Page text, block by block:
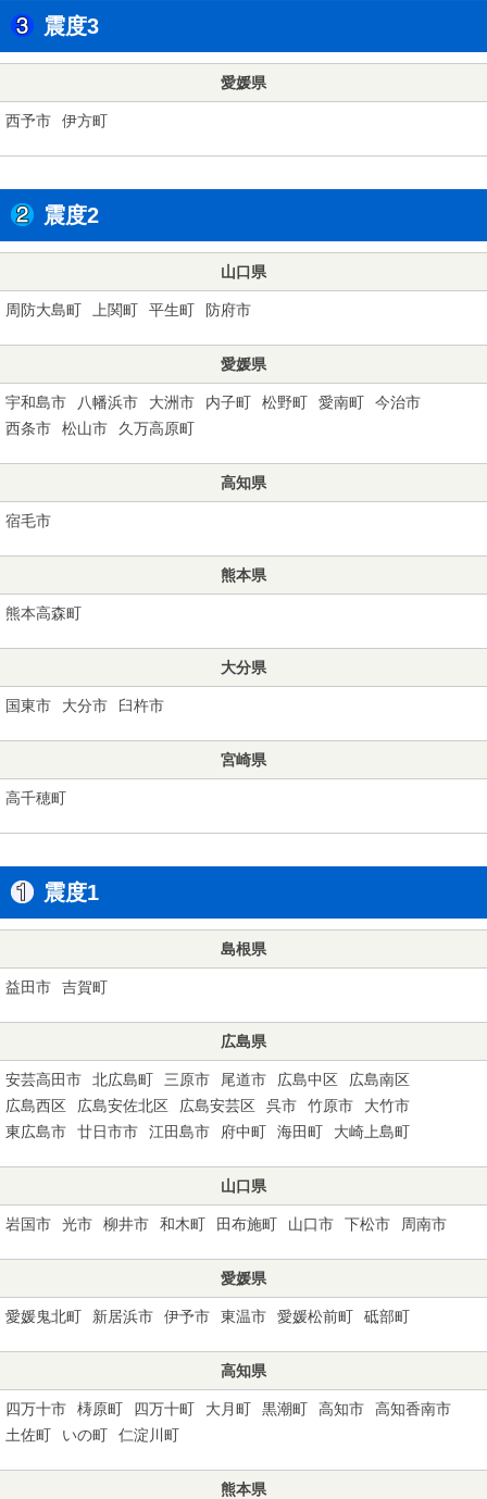
震度3
愛媛県
西予市 伊方町
震度2
山口県
周防大島町 上関町 平生町 防府市
愛媛県
宇和島市 八幡浜市 大洲市 内子町 松野町 愛南町
今治市
西条市
松山市 久万高原町
高知県
宿毛市
熊本県
熊本高森町
大分県
国東市 大分市 臼杵市
宮崎県
高千穂町
震度1
島根県
益田市 吉賀町
広島県
安芸高田市 北広島町 三原市 尾道市 広島中区
広島南区
広島西区
広島安佐北区 広島安芸区 呉市 竹原市
大竹市
東広島市
廿日市市 江田島市 府中町 海田町 大崎上島町
山口県
岩国市 光市 柳井市 和木町 田布施町 山口市 下松市 周南市
愛媛県
愛媛鬼北町 新居浜市 伊予市 東温市 愛媛松前町 砥部町
高知県
四万十市 梼原町 四万十町 大月町 黒潮町 高知市
高知香南市
土佐町
いの町 仁淀川町
熊本県